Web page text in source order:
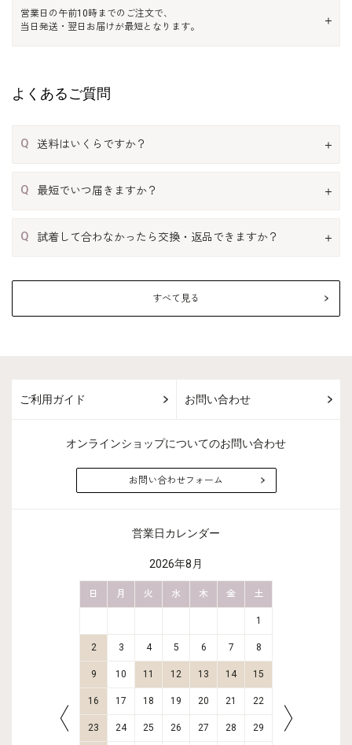
営業日の午前10時までのご注文で、
当日発送・翌日お届けが最短となります。
よくあるご質問
Q 送料はいくらですか？
Q 最短でいつ届きますか？
Q 試着して合わなかったら交換・返品できますか？
すべて見る
ご利用ガイド お問い合わせ
オンラインショップについてのお問い合わせ
お問い合わせフォーム
営業日カレンダー
2026年8月
日 月 火 水 木 金 土
1
2 3 4 5 6 7 8
9 10 11 12 13 14 15
16 17 18 19 20 21 22
23 24 25 26 27 28 29